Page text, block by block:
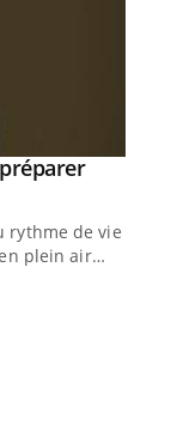
de vie !
plein air…